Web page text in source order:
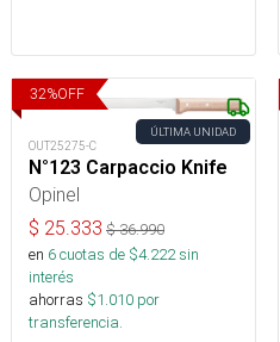
32%OFF
ÚLTIMA UNIDAD
OUT25275-C
N°123 Carpaccio Knife
Opinel
$ 25.333 $36.990
en 6cuotas de $4.222sin
interés
ahorras $1.010 por
transferencia.